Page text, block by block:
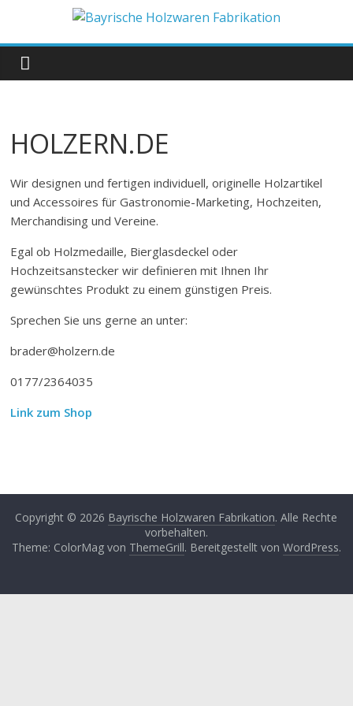
springen
Bayrische
Holzwaren
Fabrikation
HOLZERN.DE
Wir designen und fertigen individuell, originelle Holzartikel
und Accessoires für Gastronomie-Marketing, Hochzeiten,
Merchandising und Vereine.
Egal ob Holzmedaille, Bierglasdeckel oder
Hochzeitsanstecker wir definieren mit Ihnen Ihr
gewünschtes Produkt zu einem günstigen Preis.
Sprechen Sie uns gerne an unter:
brader@holzern.de
0177/2364035
Link zum Shop
Copyright © 2026 Bayrische Holzwaren Fabrikation. Alle Rechte
vorbehalten.
Theme: ColorMag von ThemeGrill. Bereitgestellt von WordPress.